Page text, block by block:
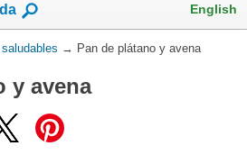
English
→ Pan de plátano y avena
y avena